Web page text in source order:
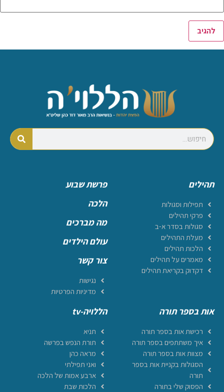
תהילים
תפילות וסגולות
פרקי תהילים
סגולות בסדר א-ב
מעלת התהילים
הלכות תהילים
מאמרים על תהילים
דקדוק בקריאת תהילים
פרשת שבוע
הלכה
מה מברכים
עולם הילדים
צור קשר
נגישות
מדיניות הפרטיות
אות בספר תורה
רכישת אות בספר תורה
איך משתתפים בספר תורה
מצוות אות בספר תורה
הסגולות בקניית אות בספר
תורה
הפסוק שלי בתורה
הללויה-tv
תניא
תורת הנפש בפרשה
מראה כהן
ואני תפילתי
ארבע אמות של הלכה
הלכות שבת